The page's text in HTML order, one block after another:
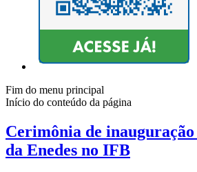
Fim do menu principal
Início do conteúdo da página
Cerimônia de
da Enedes no IFB